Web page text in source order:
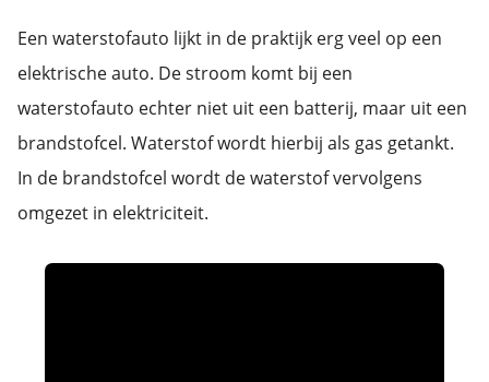
Een waterstofauto lijkt in de praktijk erg veel op een
elektrische auto. De stroom komt bij een
waterstofauto echter niet uit een batterij, maar uit een
brandstofcel. Waterstof wordt hierbij als gas getankt.
In de brandstofcel wordt de waterstof vervolgens
omgezet in elektriciteit.